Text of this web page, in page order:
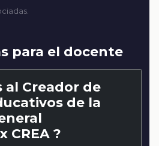
para el docente
al Creador de
de la
CREA ?